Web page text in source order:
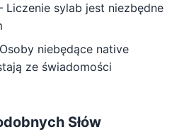
sylab jest niezbędne
niebędące native
ze świadomości
Słów